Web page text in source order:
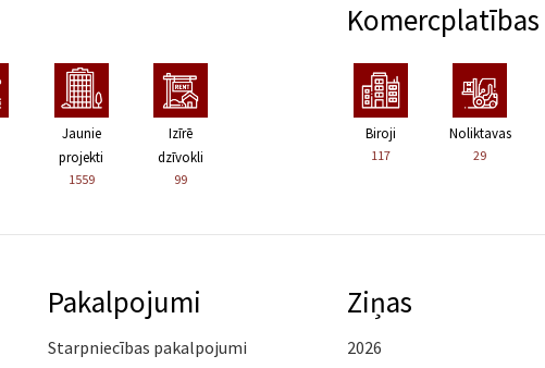
Jaunie
projekti
1559
Izīrē
dzīvokli
99
Komercplatības
Biroji
117
Noliktavas
29
Pakalpojumi
Starpniecības pakalpojumi
Ziņas
2026